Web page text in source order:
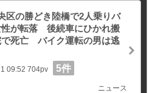
区の勝どき陸橋で2人乗りバ
性が転落 後続車にひかれ搬
で死亡 バイク運転の男は逃
09:52 704pv 5件
ニュース